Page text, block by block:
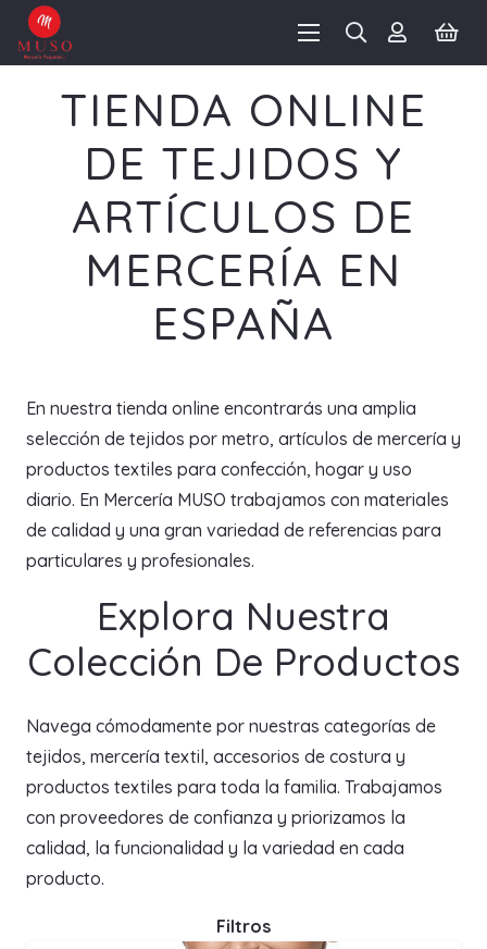
TIENDA ONLINE
DE TEJIDOS Y
ARTÍCULOS DE
MERCERÍA EN
ESPAÑA
En nuestra tienda online encontrarás una amplia
selección de tejidos por metro, artículos de mercería y
productos textiles para confección, hogar y uso
diario. En Mercería MUSO trabajamos con materiales
de calidad y una gran variedad de referencias para
particulares y profesionales.
Explora Nuestra
Colección De Productos
Navega cómodamente por nuestras categorías de
tejidos, mercería textil, accesorios de costura y
productos textiles para toda la familia. Trabajamos
con proveedores de confianza y priorizamos la
calidad, la funcionalidad y la variedad en cada
producto.
Filtros